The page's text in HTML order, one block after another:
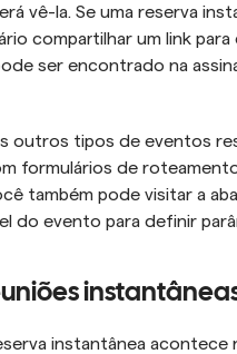
vê-la. Se uma reserva
compartilhar um link
ser encontrado na
outros tipos de eventos
formulários de
também pode visitar a
do evento para definir
instantânea acontece